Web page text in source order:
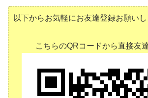
以下からお気軽にお友達登録お願いし
こちらのQRコードから直接友